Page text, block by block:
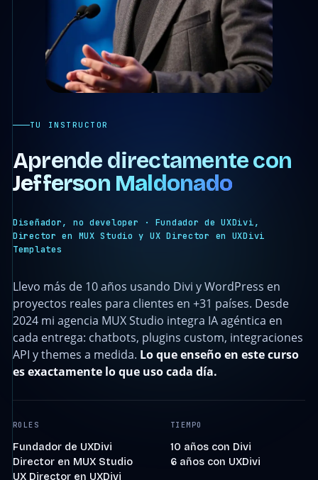
TU INSTRUCTOR
Aprende directamente con
Jefferson Maldonado
Diseñador, no developer · Fundador de UXDivi,
Director en MUX Studio y UX Director en UXDivi
Templates
Llevo más de 10 años usando Divi y WordPress en
proyectos reales para clientes en +31 países. Desde
2024 mi agencia MUX Studio integra IA agéntica en
cada entrega: chatbots, plugins custom, integraciones
API y themes a medida. Lo que enseño en este curso
es exactamente lo que uso cada día.
ROLES
Fundador de UXDivi
Director en MUX Studio
UX Director en UXDivi
TIEMPO
10 años con Divi
6 años con UXDivi